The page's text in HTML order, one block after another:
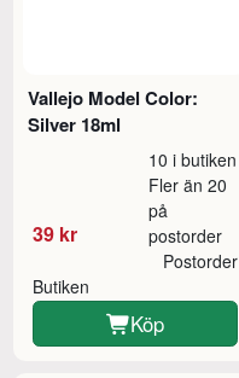
Vallejo Model Color:
Silver 18ml
39 kr
10 i butiken
Fler än 20
på
postorder
Butiken
Postorder
Köp